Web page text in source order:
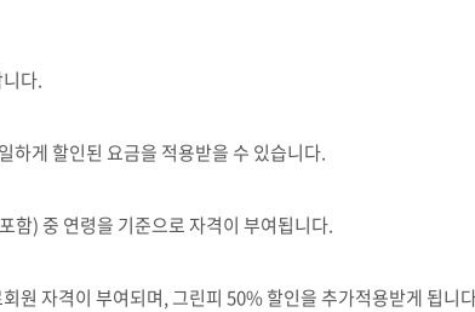
다.
하게 할인된 요금을 적용받을 수 있습니다.
함)중 연령을 기준으로 자격이 부여됩니다.
원 자격이 부여되며, 그린피 50%할인을 추가적용받게 됩니